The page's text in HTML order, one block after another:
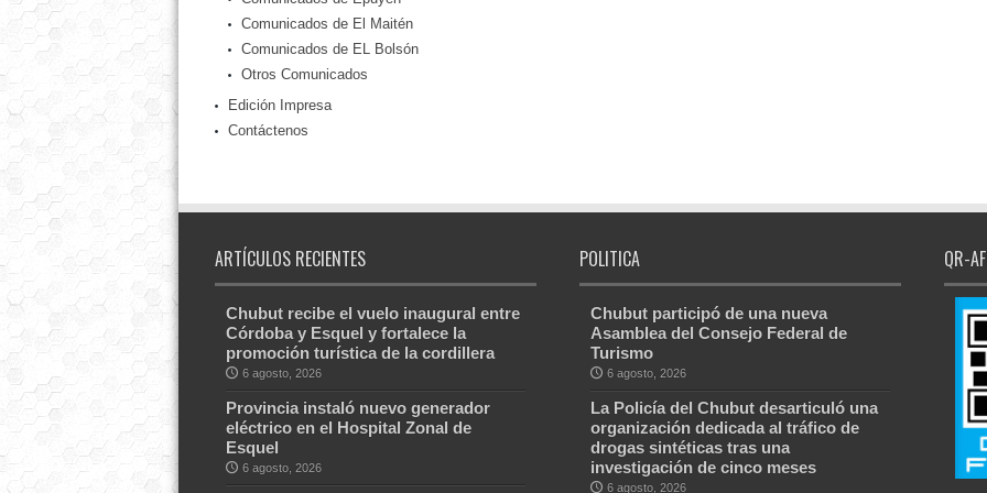
Comunicados de El Maitén
Comunicados de EL Bolsón
Otros Comunicados
Edición Impresa
Contáctenos
ARTÍCULOS RECIENTES
Chubut recibe el vuelo inaugural entre
Córdoba y Esquel y fortalece la
promoción turística de la cordillera
6 agosto, 2026
Provincia instaló nuevo generador
eléctrico en el Hospital Zonal de
Esquel
6 agosto, 2026
POLITICA
Chubut participó de una nueva
Asamblea del Consejo Federal de
Turismo
6 agosto, 2026
La Policía del Chubut desarticuló una
organización dedicada al tráfico de
drogas sintéticas tras una
investigación de cinco meses
6 agosto, 2026
QR-